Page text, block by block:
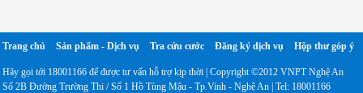
Trang chủ Sản phẩm - Dịch vụ Tra cứu cước Đăng ký dịch vụ Hộp thư góp ý
Hãy gọi tới 18001166 để được tư vấn hỗ trợ kịp thời | Copyright ©2012 VNPT Nghệ An
Số 2B Đường Trường Thi / Số 1 Hồ Tùng Mậu - Tp.Vinh - Nghệ An | Tel: 18001166